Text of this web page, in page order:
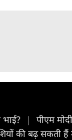
| पीएम
की बढ़ सकती